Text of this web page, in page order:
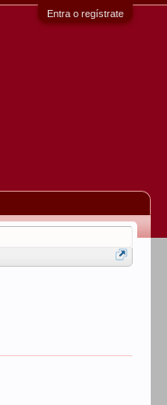
Entra o regístrate